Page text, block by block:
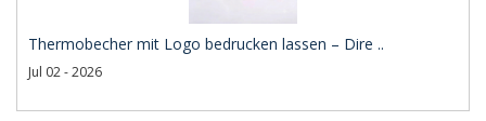
Thermobecher mit Logo bedrucken lassen – Dire ..
Jul 02 - 2026